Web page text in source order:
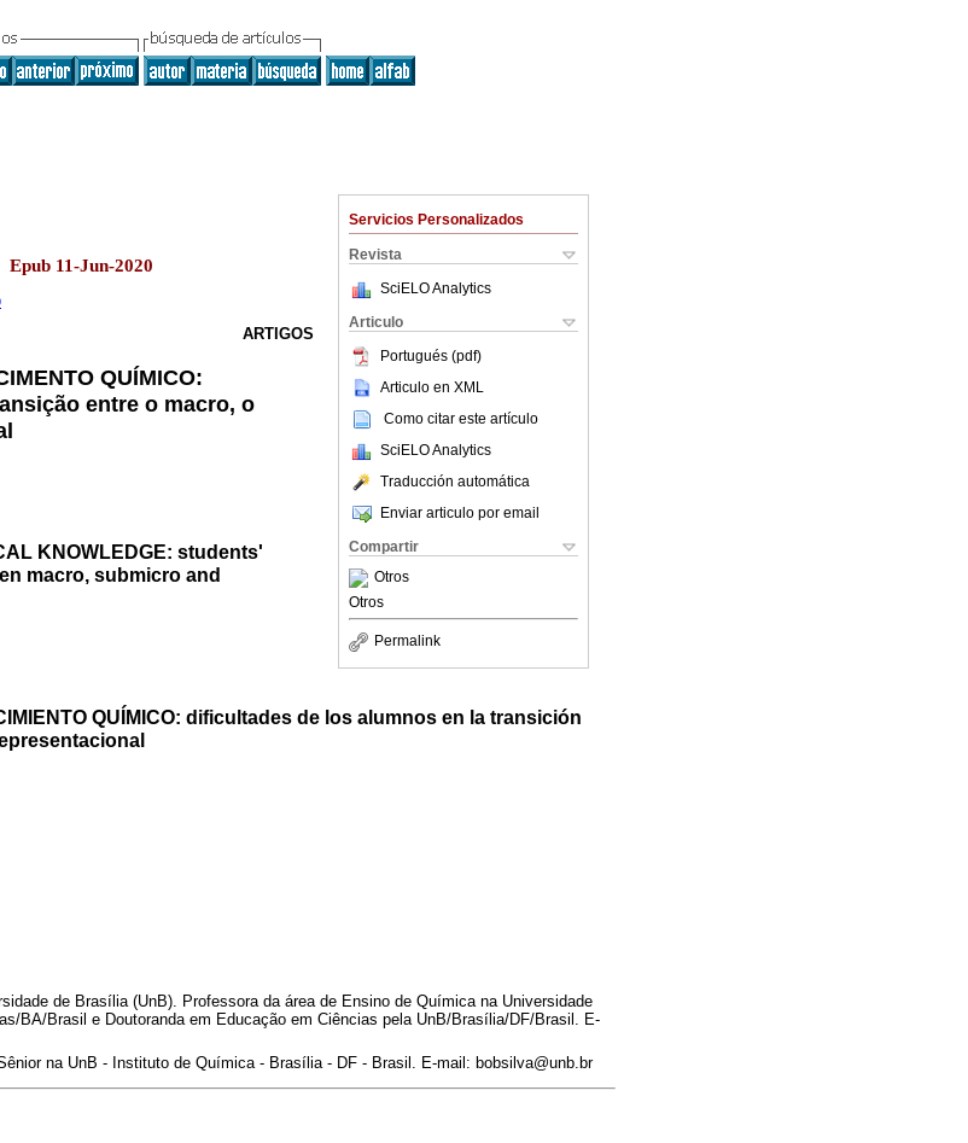
Servicios Personalizados
Revista
SciELO Analytics
Articulo
Portugués (pdf)
Articulo en XML
Como citar este artículo
SciELO Analytics
Traducción automática
Enviar articulo por email
Compartir
Otros
Otros
Permalink
11-Jun-2020
ARTIGOS
QUÍMICO:
entre o macro, o
KNOWLEDGE: students'
macro, submicro and
QUÍMICO: dificultades de los alumnos en la transición
de Brasília (UnB). Professora da área de Ensino de Química na Universidade
BA/Brasil e Doutoranda em Educação em Ciências pela UnB/Brasília/DF/Brasil. E-
na UnB - Instituto de Química - Brasília - DF - Brasil. E-mail: bobsilva@unb.br